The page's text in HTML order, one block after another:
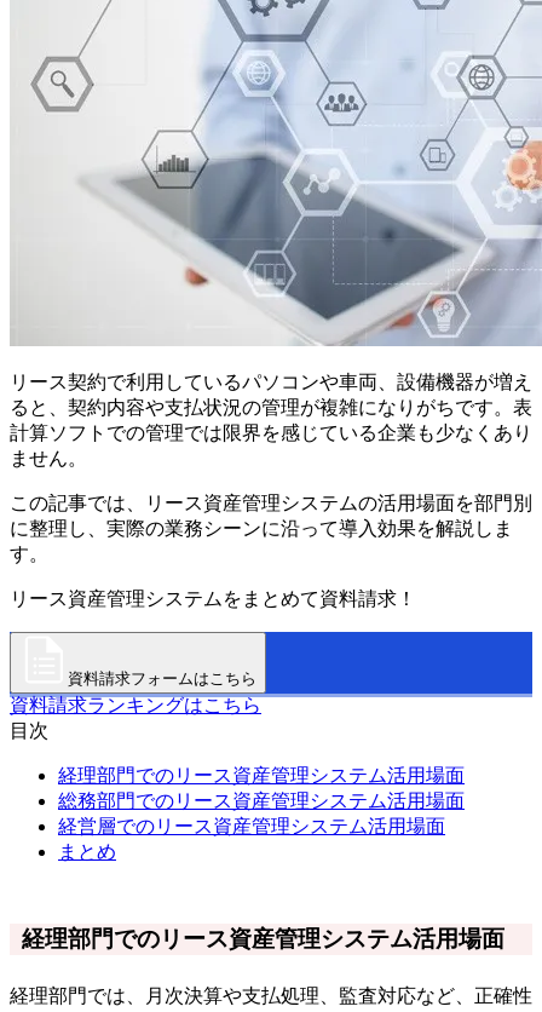
リース契約で利用しているパソコンや車両、設備機器が増え
ると、契約内容や支払状況の管理が複雑になりがちです。表
計算ソフトでの管理では限界を感じている企業も少なくあり
ません。
この記事では、リース資産管理システムの活用場面を部門別
に整理し、実際の業務シーンに沿って導入効果を解説しま
す。
リース資産管理システムをまとめて資料請求！
資料請求フォームはこちら
資料請求ランキングはこちら
目次
経理部門でのリース資産管理システム活用場面
総務部門でのリース資産管理システム活用場面
経営層でのリース資産管理システム活用場面
まとめ
経理部門でのリース資産管理システム活用場面
経理部門では、月次決算や支払処理、監査対応など、正確性